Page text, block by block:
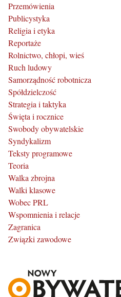
Przemówienia
Publicystyka
Religia i etyka
Reportaże
Rolnictwo, chłopi, wieś
Ruch ludowy
Samorządność robotnicza
Spółdzielczość
Strategia i taktyka
Święta i rocznice
Swobody obywatelskie
Syndykalizm
Teksty programowe
Teoria
Walka zbrojna
Walki klasowe
Wobec PRL
Wspomnienia i relacje
Zagranica
Związki zawodowe